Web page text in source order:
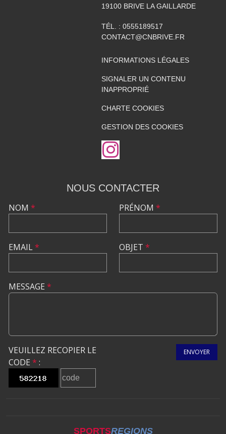
19100 BRIVE LA GAILLARDE
TÉL. : 0555189517
CONTACT@CNBRIVE.FR
INFORMATIONS LÉGALES
SIGNALER UN CONTENU
INAPPROPRIÉ
CHARTE COOKIES
GESTION DES COOKIES
NOUS CONTACTER
NOM *
EMAIL*
PRÉNOM *
OBJET *
MESSAGE *
VEUILLEZ RECOPIER LE
CODE * :
ENVOYER
SPORTSREGIONS